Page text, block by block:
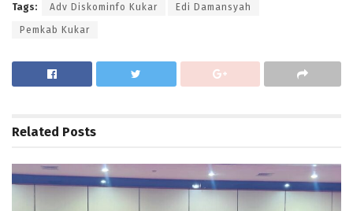
Tags: Adv Diskominfo Kukar Edi Damansyah
Pemkab Kukar
Related Posts